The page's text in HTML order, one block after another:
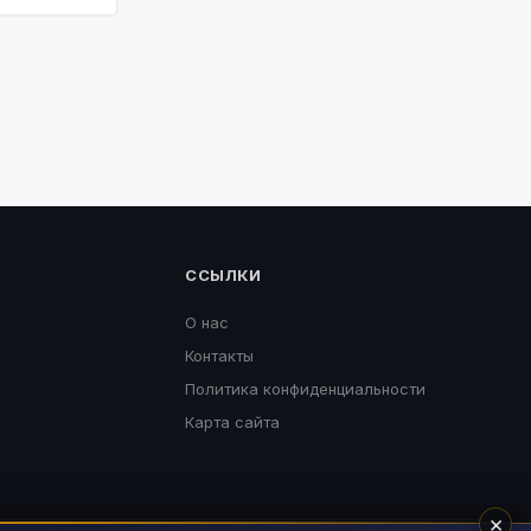
ССЫЛКИ
О нас
Контакты
Политика конфиденциальности
Карта сайта
×